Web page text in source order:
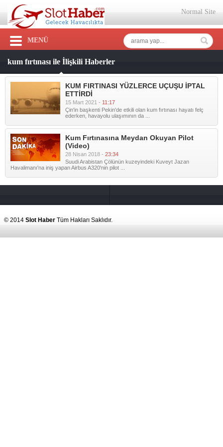
Normal Site
MENÜ
kum fırtınası ile İlişkili Haberler
KUM FIRTINASI YÜZLERCE UÇUŞU İPTAL
ETTİRDİ
15 Mart 2021 - 11:17
Çin'in başkenti Pekin'de etkili olan kum fırtınası hayatı felç
ederken, havayolu ulaşımının da ...
Kum Fırtınasına Meydan Okuyan Pilot
(Video)
28 Nisan 2018 - 23:34
Suudi Arabistan Çölünün kuzeyindeki Kuveyt Jazan
Havalimanı'na iniş yapan Airbus A320'nin pilot ...
© 2014 Slot Haber Tüm Hakları Saklıdır.